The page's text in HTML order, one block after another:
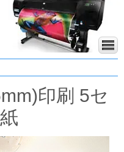
印刷 5セ